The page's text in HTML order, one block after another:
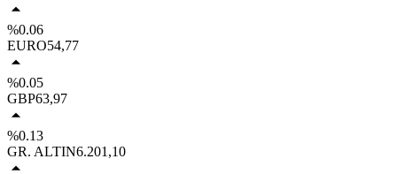
%0.06
EURO54,77
%0.05
GBP63,97
%0.13
GR. ALTIN6.201,10